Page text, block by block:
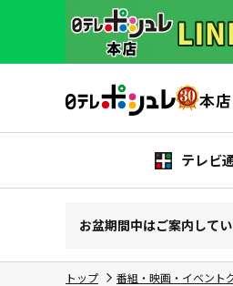
テレビ
お盆期間中はご案内して
トップ 番組・映画・イベント